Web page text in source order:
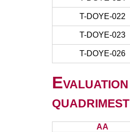
T-DOYE-022
T-DOYE-023
T-DOYE-026
AA